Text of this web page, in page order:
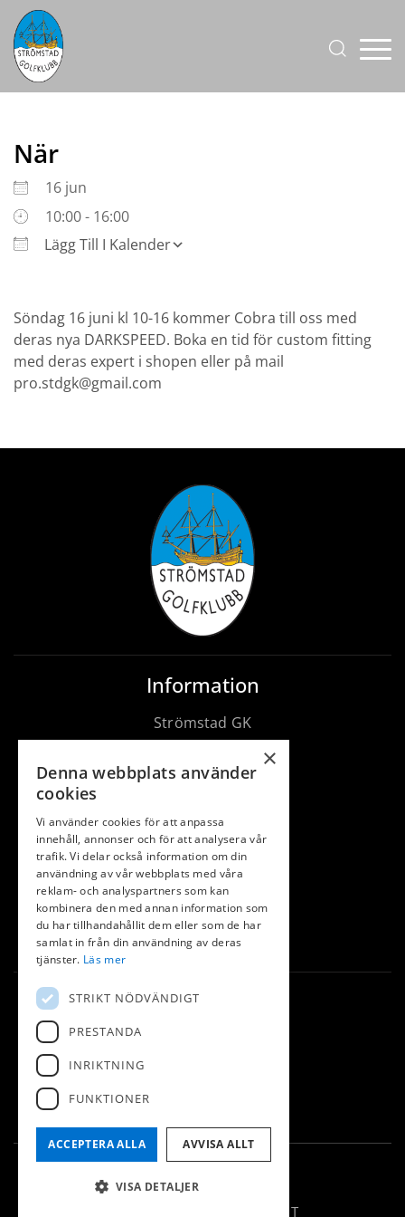
När
16 jun
10:00 - 16:00
Lägg Till I Kalender
Ladda ner ICS
Söndag 16 juni kl 10-16 kommer Cobra till oss med
deras nya DARKSPEED. Boka en tid för custom fitting
med deras expert i shopen eller på mail
pro.stdgk@gmail.com
Information
Strömstad GK
Gäst
Kalender
Pro/Shop/Träning
Äta
Partners
Kontakt
Kontakt
452 90 Strömstad
Administration
Hemsidan levereras av Kust IT
×
Denna webbplats använder
cookies
Vi använder cookies för att anpassa
innehåll, annonser och för att analysera vår
trafik. Vi delar också information om din
användning av vår webbplats med våra
reklam- och analyspartners som kan
kombinera den med annan information som
du har tillhandahållit dem eller som de har
samlat in från din användning av deras
tjänster. Läs mer
STRIKT NÖDVÄNDIGT
PRESTANDA
INRIKTNING
FUNKTIONER
ACCEPTERA ALLA AVVISA ALLT
VISA DETALJER